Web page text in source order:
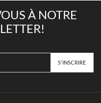
À NOTRE